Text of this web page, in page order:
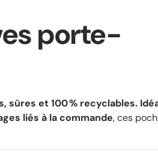
porte-
sûres et 100 % recyclables.
liés à la commande, ces
informations. Disponibles en